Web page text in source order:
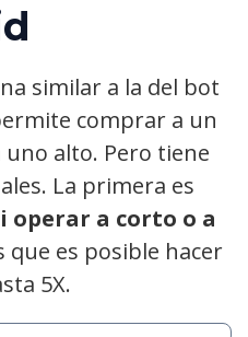
similar a la del bot
comprar a un
alto. Pero tiene
La primera es
operar a corto o a
que es posible hacer
5X.